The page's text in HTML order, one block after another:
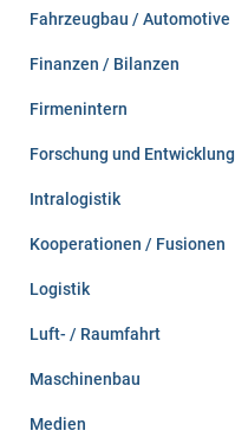
Fahrzeugbau / Automotive
Finanzen / Bilanzen
Firmenintern
Forschung und Entwicklung
Intralogistik
Kooperationen / Fusionen
Logistik
Luft- / Raumfahrt
Maschinenbau
Medien